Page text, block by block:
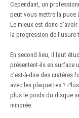
Cependant, un
peut vous mettre la puce
Le mieux est donc
la progression de
En second lieu, il faut
présentent-ils en surface
c’est-à-dire des cratères
avec les plaquettes ?
plus le poids du disque
minorée.